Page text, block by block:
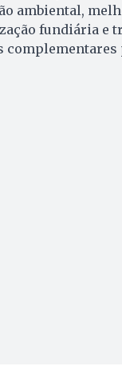
ambiental,
fundiária e